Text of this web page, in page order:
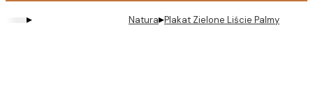
▸ Natura▸Plakat Zielone Liście Palmy